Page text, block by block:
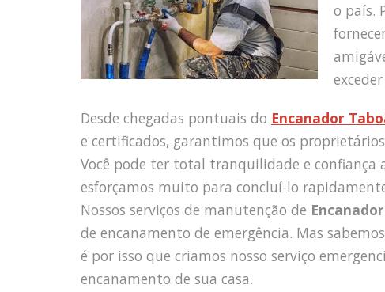
o país.
Desde chegadas pontuais do Encanador
e certificados, garantimos que os
Você pode ter total tranquilidade e confiança
esforçamos muito para concluí-lo
Nossos serviços de manutenção de
de encanamento de emergência. Mas
é por isso que criamos nosso serviço
encanamento de sua casa.